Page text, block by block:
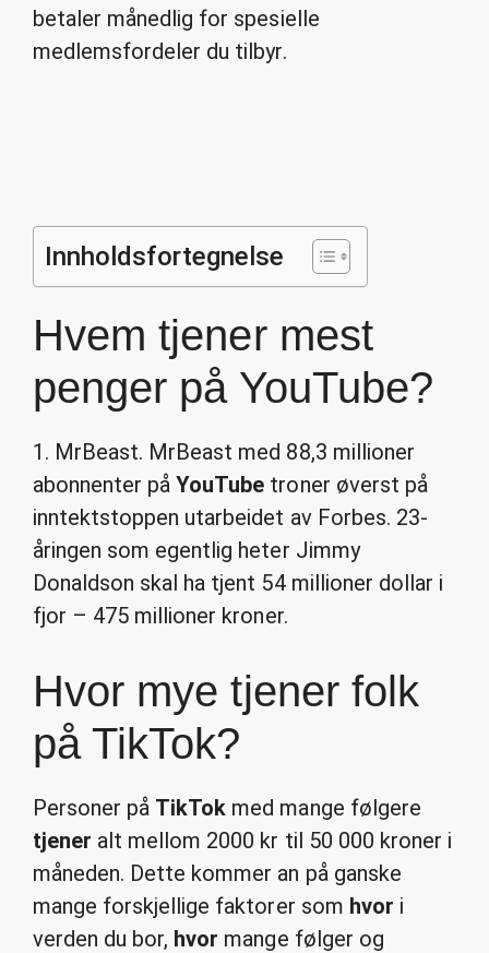
betaler månedlig for spesielle
medlemsfordeler du tilbyr.
Innholdsfortegnelse
Hvem tjener mest
penger på YouTube?
1. MrBeast. MrBeast med 88,3 millioner
abonnenter påYouTube troner øverst på
inntektstoppen utarbeidet av Forbes. 23-
åringen som egentlig heter Jimmy
Donaldson skal ha tjent 54 millioner dollar i
fjor – 475 millioner kroner.
Hvor mye tjener folk
på TikTok?
Personer på TikTok med mange følgere
tjener alt mellom 2000 kr til 50 000 kroner i
måneden. Dette kommer an på ganske
mange forskjellige faktorer som hvor i
verden du bor, hvor mange følger og